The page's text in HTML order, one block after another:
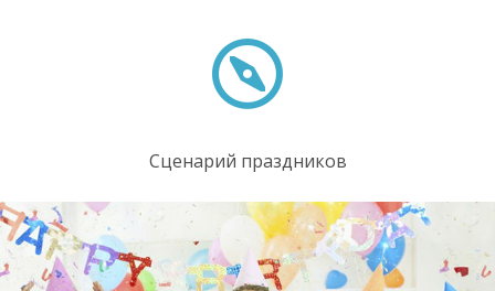
Сценарий праздников